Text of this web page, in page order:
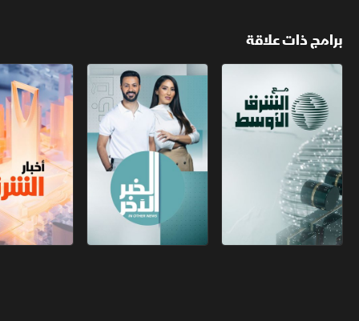
برامج ذات علاقة
مع الشرق الأوسط الخبر الآخر أخبار الشرق